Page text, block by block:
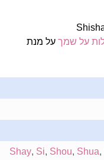
על מנת
Shay ,Si ,Shou ,Shua